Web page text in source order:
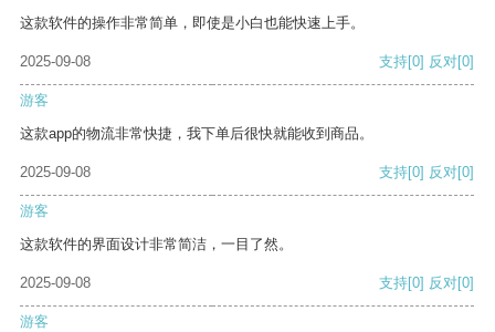
这款软件的操作非常简单，即使是小白也能快速上手。
2025-09-08 支持[0] 反对[0]
游客
这款app的物流非常快捷，我下单后很快就能收到商品。
2025-09-08 支持[0] 反对[0]
游客
这款软件的界面设计非常简洁，一目了然。
2025-09-08 支持[0] 反对[0]
游客